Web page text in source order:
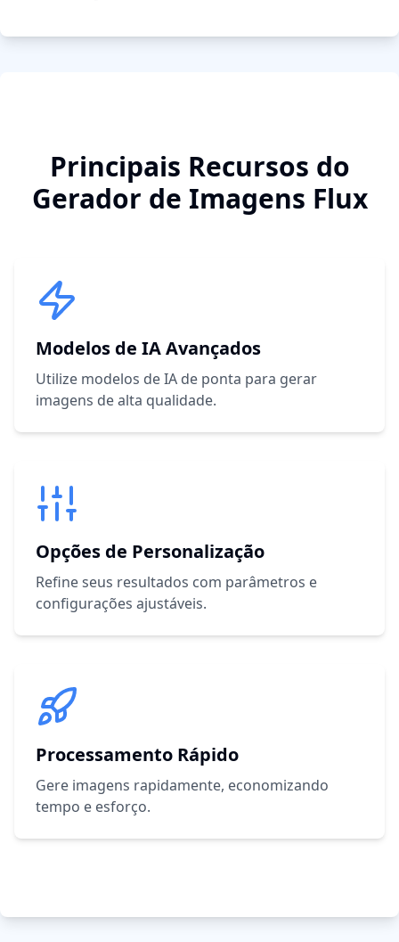
Principais Recursos do
Gerador de Imagens Flux
Modelos de IA Avançados
Utilize modelos de IA de ponta para gerar
imagens de alta qualidade.
Opções de Personalização
Refine seus resultados com parâmetros e
configurações ajustáveis.
Processamento Rápido
Gere imagens rapidamente, economizando
tempo e esforço.